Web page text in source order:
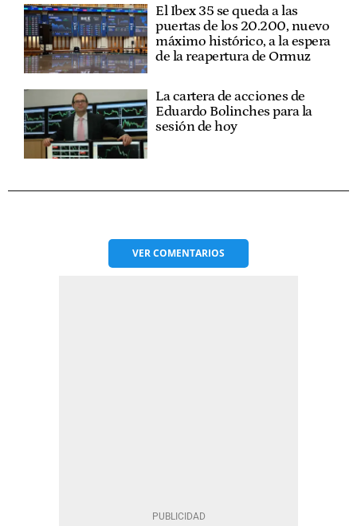
El Ibex 35 se queda a las
puertas de los 20.200, nuevo
máximo histórico, a la espera
de la reapertura de Ormuz
La cartera de acciones de
Eduardo Bolinches para la
sesión de hoy
VERCOMENTARIOS